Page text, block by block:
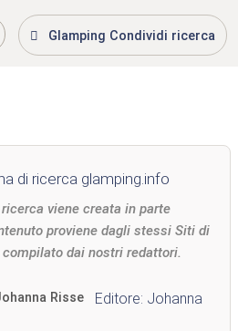
Glamping Condividi ricerca
di ricerca glamping.info
viene creata in parte
proviene dagli stessi Siti di
dai nostri redattori.
Editore: Johanna